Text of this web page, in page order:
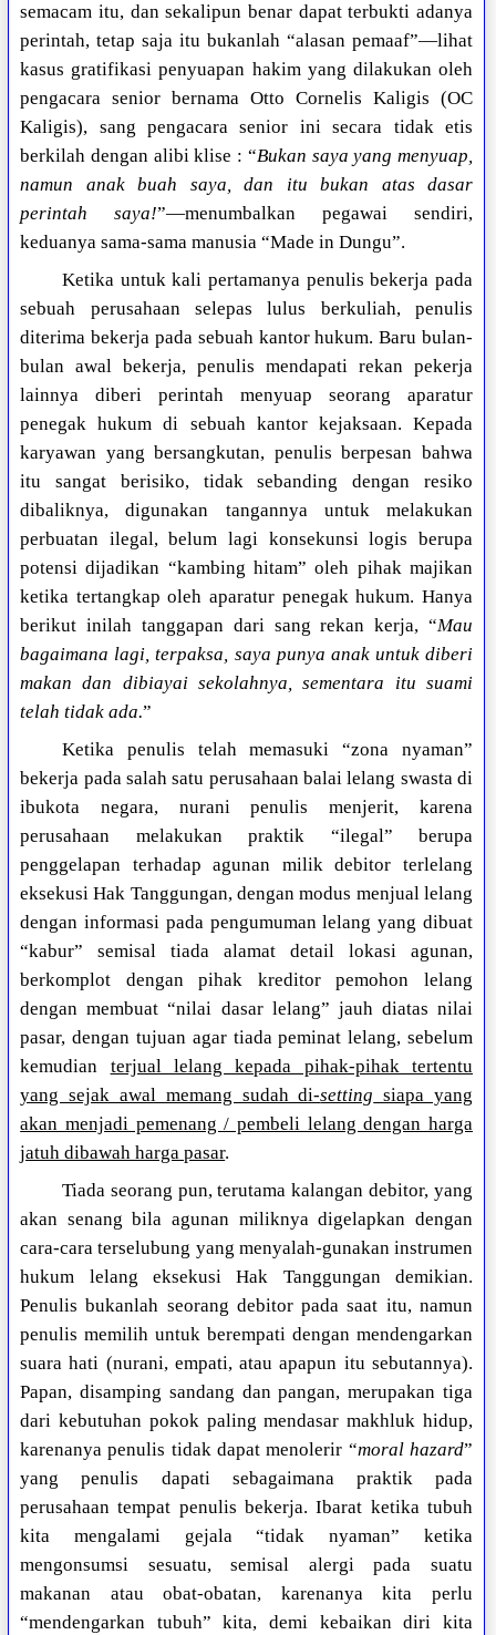
semacam itu, dan sekalipun benar dapat terbukti adanya
perintah, tetap saja itu bukanlah “alasan pemaaf”—lihat
kasus gratifikasi penyuapan hakim yang dilakukan oleh
pengacara senior bernama Otto Cornelis Kaligis (OC
Kaligis), sang pengacara senior ini secara tidak etis
berkilah dengan alibi klise : “Bukan saya yang menyuap,
namun anak buah saya, dan itu bukan atas dasar
perintah saya!”—menumbalkan pegawai sendiri,
keduanya sama-sama manusia “Made in Dungu”.
Ketika untuk kali pertamanya penulis bekerja pada
sebuah perusahaan selepas lulus berkuliah, penulis
diterima bekerja pada sebuah kantor hukum. Baru bulan-
bulan awal bekerja, penulis mendapati rekan pekerja
lainnya diberi perintah menyuap seorang aparatur
penegak hukum di sebuah kantor kejaksaan. Kepada
karyawan yang bersangkutan, penulis berpesan bahwa
itu sangat berisiko, tidak sebanding dengan resiko
dibaliknya, digunakan tangannya untuk melakukan
perbuatan ilegal, belum lagi konsekunsi logis berupa
potensi dijadikan “kambing hitam” oleh pihak majikan
ketika tertangkap oleh aparatur penegak hukum. Hanya
berikut inilah tanggapan dari sang rekan kerja, “Mau
bagaimana lagi, terpaksa, saya punya anak untuk diberi
makan dan dibiayai sekolahnya, sementara itu suami
telah tidak ada.”
Ketika penulis telah memasuki “zona nyaman”
bekerja pada salah satu perusahaan balai lelang swasta di
ibukota negara, nurani penulis menjerit, karena
perusahaan melakukan praktik “ilegal” berupa
penggelapan terhadap agunan milik debitor terlelang
eksekusi Hak Tanggungan, dengan modus menjual lelang
dengan informasi pada pengumuman lelang yang dibuat
“kabur” semisal tiada alamat detail lokasi agunan,
berkomplot dengan pihak kreditor pemohon lelang
dengan membuat “nilai dasar lelang” jauh diatas nilai
pasar, dengan tujuan agar tiada peminat lelang, sebelum
kemudian terjual lelang kepada pihak-pihak tertentu
yang sejak awal memang sudah di-setting siapa yang
akan menjadi pemenang / pembeli lelang dengan harga
jatuh dibawah harga pasar.
Tiada seorang pun, terutama kalangan debitor, yang
akan senang bila agunan miliknya digelapkan dengan
cara-cara terselubung yang menyalah-gunakan instrumen
hukum lelang eksekusi Hak Tanggungan demikian.
Penulis bukanlah seorang debitor pada saat itu, namun
penulis memilih untuk berempati dengan mendengarkan
suara hati (nurani, empati, atau apapun itu sebutannya).
Papan, disamping sandang dan pangan, merupakan tiga
dari kebutuhan pokok paling mendasar makhluk hidup,
karenanya penulis tidak dapat menolerir “moral hazard”
yang penulis dapati sebagaimana praktik pada
perusahaan tempat penulis bekerja. Ibarat ketika tubuh
kita mengalami gejala “tidak nyaman” ketika
mengonsumsi sesuatu, semisal alergi pada suatu
makanan atau obat-obatan, karenanya kita perlu
“mendengarkan tubuh” kita, demi kebaikan diri kita